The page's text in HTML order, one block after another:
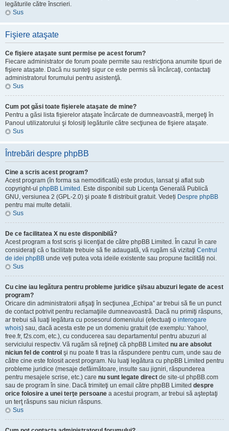
legăturile către înscrieri.
Sus
Fişiere ataşate
Ce fişiere ataşate sunt permise pe acest forum?
Fiecare administrator de forum poate permite sau restricţiona anumite tipuri de
fişiere ataşate. Dacă nu sunteţi sigur ce este permis sâ încărcaţi, contactaţi
administratorul forumului pentru asistenţă.
Sus
Cum pot găsi toate fişierele ataşate de mine?
Pentru a găsi lista fişierelor ataşate încărcate de dumneavoastră, mergeţi în
Panoul utilizatorului şi folosiţi legăturile către secţiunea de fişiere ataşate.
Sus
Întrebări despre phpBB
Cine a scris acest program?
Acest program (în forma sa nemodificată) este produs, lansat şi aflat sub
copyright-ul phpBB Limited . Este disponibil sub Licenţa Generală Publică
GNU, versiunea 2 (GPL-2.0) şi poate fi distribuit gratuit. Vedeți Despre phpBB
pentru mai multe detalii.
Sus
De ce facilitatea X nu este disponibilă?
Acest program a fost scris şi licenţiat de către phpBB Limited. În cazul în care
consideraţi că o facilitate trebuie să fie adaugată, vă rugăm să vizitaţi Centrul
de idei phpBB unde veți putea vota ideile existente sau propune facilități noi.
Sus
Cu cine iau legătura pentru probleme juridice şi/sau abuzuri legate de acest
program?
Oricare din administratorii afişaţi în secţiunea „Echipa” ar trebui să fie un punct
de contact potrivit pentru reclamaţiile dumneavoastră. Dacă nu primiţi răspuns,
ar trebui să luaţi legătura cu posesorul domeniului (efectuaţi o interogare
whois) sau, dacă acesta este pe un domeniu gratuit (de exemplu: Yahoo!,
free.fr, f2s.com, etc.), cu conducerea sau departamentul pentru abuzuri al
serviciului respectiv. Vă rugăm să reţineţi că phpBB Limited nu are absolut
niciun fel de control şi nu poate fi tras la răspundere pentru cum, unde sau de
către cine este folosit acest program. Nu luaţi legătura cu phpBB Limited pentru
probleme juridice (mesaje defăimătoare, insulte sau jigniri, răspunderea
pentru mesajele scrise, etc.) care nu sunt legate direct de site-ul phpBB.com
sau de program în sine. Dacă trimiteţi un email către phpBB Limited despre
orice folosire a unei terţe persoane a acestui program, ar trebui să aşteptaţi
un terţ răspuns sau niciun răspuns.
Sus